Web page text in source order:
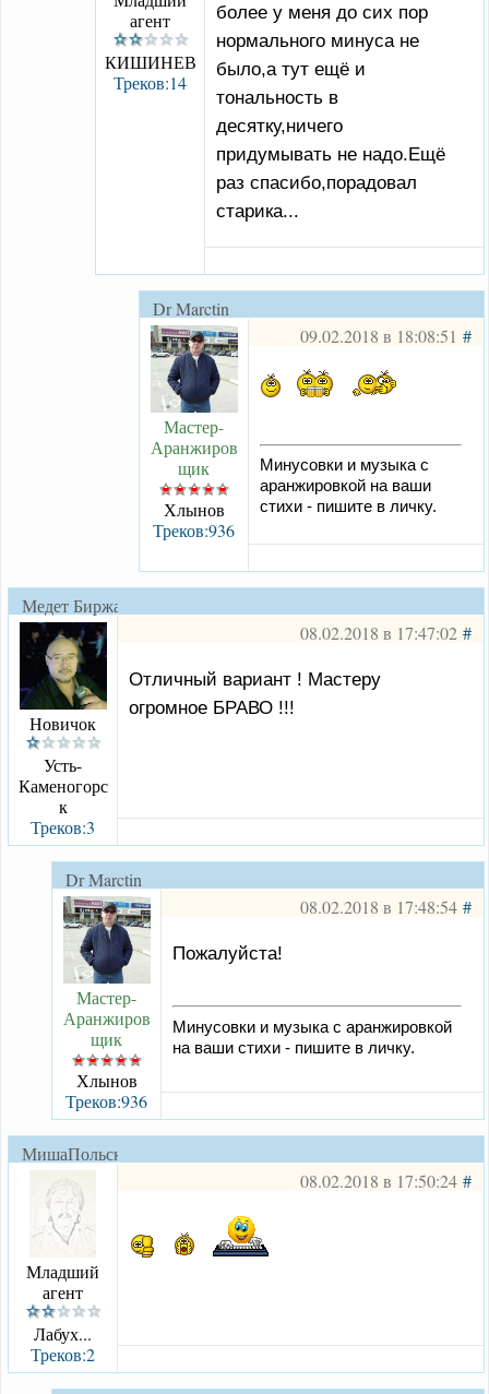
агент
КИШИНЕВ
Треков:14
более у меня до сих пор
нормального минуса не
было,а тут ещё и
тональность в
десятку,ничего
придумывать не надо.Ещё
раз спасибо,порадовал
старика...
Dr Marctin
09.02.2018 в 18:08:51#
Мастер-
Аранжиров
щик
Хлынов
Треков:936
Минусовки и музыка с
аранжировкой на ваши
стихи - пишите в личку.
Медет Биржанович
08.02.2018 в 17:47:02#
Новичок
Усть-
Каменогорс
к
Треков:3
Отличный вариант ! Мастеру
огромное БРАВО !!!
Dr Marctin
08.02.2018 в 17:48:54#
Мастер-
Аранжиров
щик
Хлынов
Треков:936
Пожалуйста!
Минусовки и музыка с аранжировкой
на ваши стихи - пишите в личку.
МишаПольский
08.02.2018 в 17:50:24#
Младший
агент
Лабух...
Треков:2